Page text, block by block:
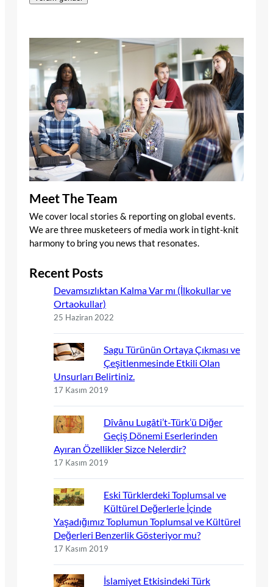
Meet The Team
We cover local stories & reporting on global events.
We are three musketeers of media work in tight-knit
harmony to bring you news that resonates.
Recent Posts
Devamsızlıktan Kalma Var mı (İlkokullar ve
Ortaokullar)
25 Haziran 2022
Sagu Türünün Ortaya Çıkması ve
Çeşitlenmesinde Etkili Olan
Unsurları Belirtiniz.
17 Kasım 2019
Dîvânu Lugâti’t-Türk’ü Diğer
Geçiş Dönemi Eserlerinden
Ayıran Özellikler Sizce Nelerdir?
17 Kasım 2019
Eski Türklerdeki Toplumsal ve
Kültürel Değerlerle İçinde
Yaşadığımız Toplumun Toplumsal ve Kültürel
Değerleri Benzerlik Gösteriyor mu?
17 Kasım 2019
İslamiyet Etkisindeki Türk